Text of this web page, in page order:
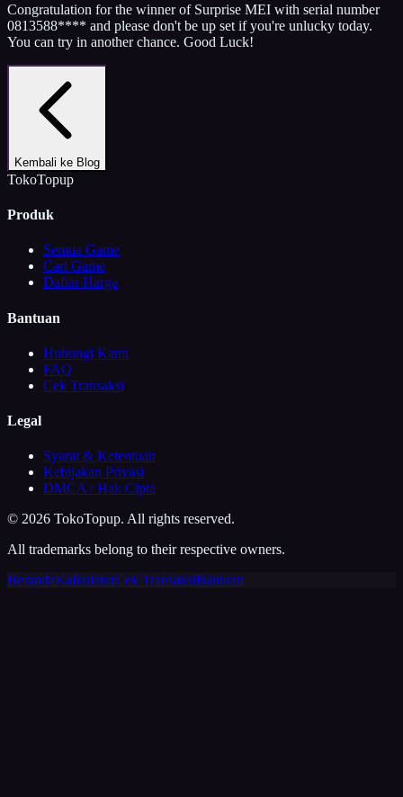
Congratulation for the winner of Surprise MEI with serial number
0813588**** and please don't be up set if you're unlucky today.
You can try in another chance. Good Luck!
Kembali ke Blog
TokoTopup
Produk
Semua Game
Cari Game
Daftar Harga
Bantuan
Hubungi Kami
FAQ
Cek Transaksi
Legal
Syarat & Ketentuan
Kebijakan Privasi
DMCA / Hak Cipta
© 2026 TokoTopup. All rights reserved.
All trademarks belong to their respective owners.
BerandaKalkulatorCek TransaksiBantuan